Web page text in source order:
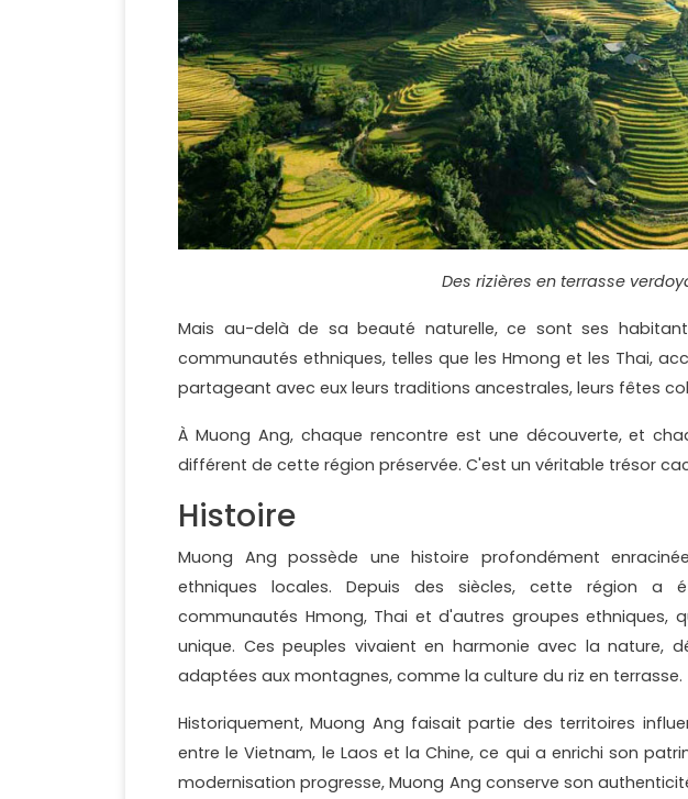
Des rizières en terrasse
Mais au-delà de sa beauté naturelle, ce sont ses
communautés ethniques, telles que les Hmong et les Thai,
partageant avec eux leurs traditions ancestrales, leurs fêtes
À Muong Ang, chaque rencontre est une découverte, et
différent de cette région préservée. C'est un véritable trésor
Histoire
Muong Ang possède une histoire profondément
ethniques locales. Depuis des siècles, cette région a
communautés Hmong, Thai et d'autres groupes ethniques,
unique. Ces peuples vivaient en harmonie avec la nature,
adaptées aux montagnes, comme la culture du riz en terrasse.
Historiquement, Muong Ang faisait partie des territoires
entre le Vietnam, le Laos et la Chine, ce qui a enrichi son
modernisation progresse, Muong Ang conserve son